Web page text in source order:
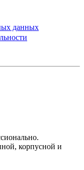
данных
корпусной и